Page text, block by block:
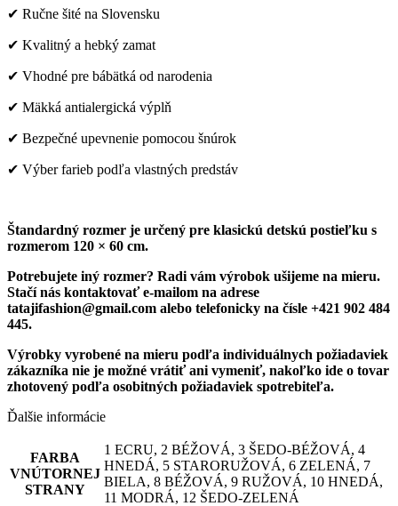
✔ Ručne šité na Slovensku
✔ Kvalitný a hebký zamat
✔ Vhodné pre bábätká od narodenia
✔ Mäkká antialergická výplň
✔ Bezpečné upevnenie pomocou šnúrok
✔ Výber farieb podľa vlastných predstáv
Štandardný rozmer je určený pre klasickú detskú postieľku s
rozmerom 120 × 60 cm.
Potrebujete iný rozmer? Radi vám výrobok ušijeme na mieru.
Stačí nás kontaktovať e-mailom na adrese
tatajifashion@gmail.com alebo telefonicky na čísle +421 902 484
445.
Výrobky vyrobené na mieru podľa individuálnych požiadaviek
zákazníka nie je možné vrátiť ani vymeniť, nakoľko ide o tovar
zhotovený podľa osobitných požiadaviek spotrebiteľa.
Ďalšie informácie
FARBA
VNÚTORNEJ
STRANY
1 ECRU, 2 BÉŽOVÁ, 3 ŠEDO-BÉŽOVÁ, 4
HNEDÁ, 5 STARORUŽOVÁ, 6 ZELENÁ, 7
BIELA, 8 BÉŽOVÁ, 9 RUŽOVÁ, 10 HNEDÁ,
11 MODRÁ, 12 ŠEDO-ZELENÁ